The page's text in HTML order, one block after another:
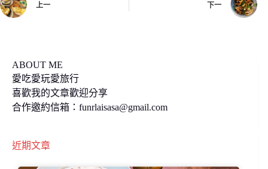
上一 下一
ABOUT ME
愛吃愛玩愛旅行
喜歡我的文章歡迎分享
合作邀約信箱： funrlaisasa@gmail.com
近期文章